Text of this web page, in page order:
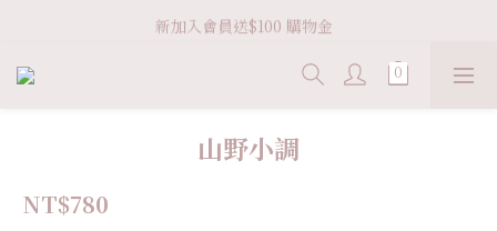
Welcome VHS.co
新加入會員送$100 購物金
山野小調
NT$780